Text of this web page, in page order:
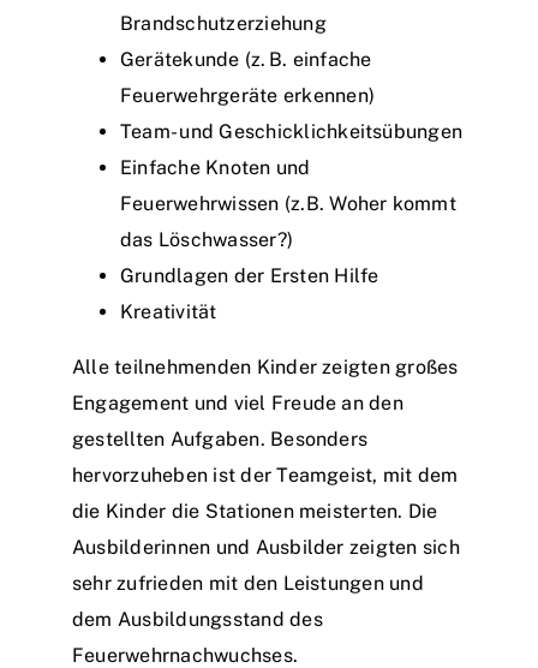
Brandschutzerziehung
Gerätekunde (z. B. einfache
Feuerwehrgeräte erkennen)
Team- und Geschicklichkeitsübungen
Einfache Knoten und
Feuerwehrwissen (z.B. Woher kommt
das Löschwasser?)
Grundlagen der Ersten Hilfe
Kreativität
Alle teilnehmenden Kinder zeigten großes
Engagement und viel Freude an den
gestellten Aufgaben. Besonders
hervorzuheben ist der Teamgeist, mit dem
die Kinder die Stationen meisterten. Die
Ausbilderinnen und Ausbilder zeigten sich
sehr zufrieden mit den Leistungen und
dem Ausbildungsstand des
Feuerwehrnachwuchses.